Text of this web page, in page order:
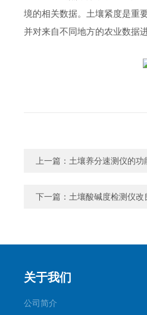
境的相关数据。土壤紧度是重
并对来自不同地方的农业数据
上一篇： 土壤养分速测仪的功
下一篇： 土壤酸碱度检测仪改
关于我们
公司简介